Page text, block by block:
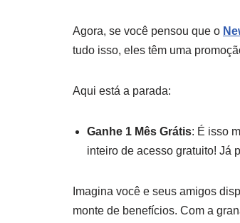
Agora, se você pensou que o
tudo isso, eles têm uma
Aqui está a parada:
Ganhe 1 Mês Grátis: É isso
inteiro de acesso gratuito! Já
Imagina você e seus amigos
monte de benefícios. Com a